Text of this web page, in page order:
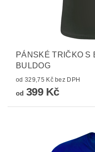
PÁNSKÉ TRIČKO S
BULDOG
od 329,75 Kč bez DPH
od 399 Kč